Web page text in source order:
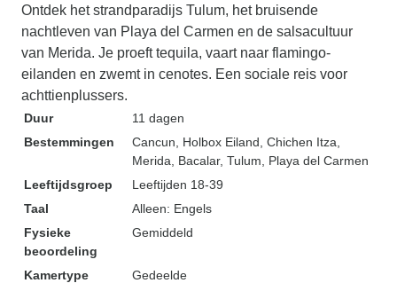
Ontdek het strandparadijs Tulum, het bruisende
nachtleven van Playa del Carmen en de salsacultuur
van Merida. Je proeft tequila, vaart naar flamingo-
eilanden en zwemt in cenotes. Een sociale reis voor
achttienplussers.
Duur
11 dagen
Bestemmingen
Cancun , Holbox Eiland , Chichen Itza
Merida , Bacalar, Tulum , Playa del Carmen
Leeftijdsgroep
Leeftijden 18-39
Taal
Alleen: Engels
Fysieke
beoordeling
Gemiddeld
Kamertype
Gedeelde